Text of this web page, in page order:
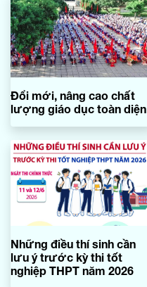
Đổi mới, nâng cao chất
lượng giáo dục toàn diện
Những điều thí sinh cần
lưu ý trước kỳ thi tốt
nghiệp THPT năm 2026